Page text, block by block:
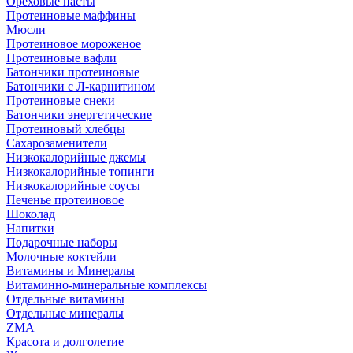
Протеиновые маффины
Мюсли
Протеиновое мороженое
Протеиновые вафли
Батончики протеиновые
Батончики с Л-карнитином
Протеиновые снеки
Батончики энергетические
Протеиновый хлебцы
Сахарозаменители
Низкокалорийные джемы
Низкокалорийные топинги
Низкокалорийные соусы
Печенье протеиновое
Шоколад
Напитки
Подарочные наборы
Молочные коктейли
Витамины и Минералы
Витаминно-минеральные комплексы
Отдельные витамины
Отдельные минералы
ZMA
Красота и долголетие